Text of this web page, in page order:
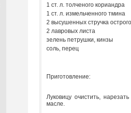
1 ст. л. толченого кориандра
1 ст. л. измельченного тмина
2 высушенных стручка
2 лавровых листа
зелень петрушки, кинзы
соль, перец
Приготовление:
Луковицу очистить,
масле.